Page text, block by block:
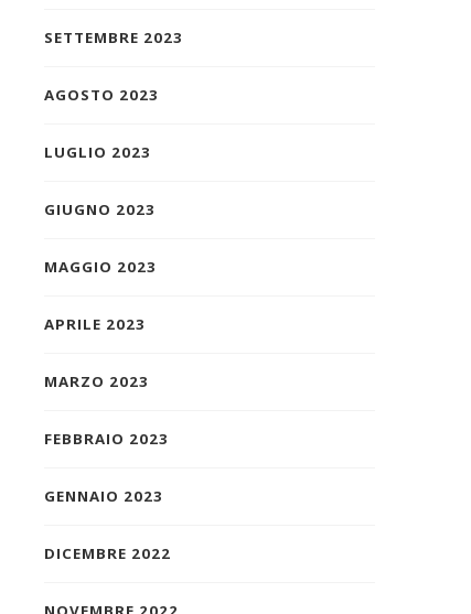
SETTEMBRE 2023
AGOSTO 2023
LUGLIO 2023
GIUGNO 2023
MAGGIO 2023
APRILE 2023
MARZO 2023
FEBBRAIO 2023
GENNAIO 2023
DICEMBRE 2022